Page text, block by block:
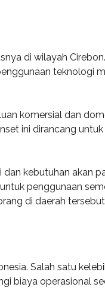
di wilayah
teknologi
komersial dan
ini dirancang
kebutuhan akan
penggunaan
di daerah
Salah satu
biaya operasional